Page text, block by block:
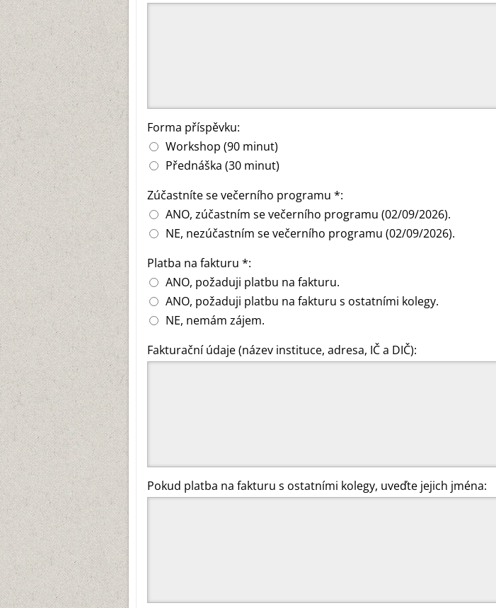
Forma příspěvku:
Workshop (90 minut)
Přednáška (30 minut)
Zúčastníte se večerního programu *:
ANO, zúčastním se večerního programu (02/09/2026).
NE, nezúčastním se večerního programu (02/09/2026).
Platba na fakturu *:
ANO, požaduji platbu na fakturu.
ANO, požaduji platbu na fakturu s ostatními kolegy.
NE, nemám zájem.
Fakturační údaje (název instituce, adresa, IČ a DIČ):
Pokud platba na fakturu s ostatními kolegy, uveďte jejich jména: